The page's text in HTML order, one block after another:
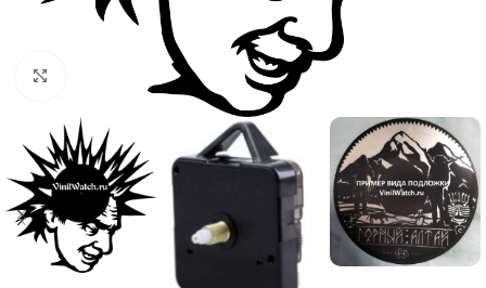
Нажмите, чтобы увеличить